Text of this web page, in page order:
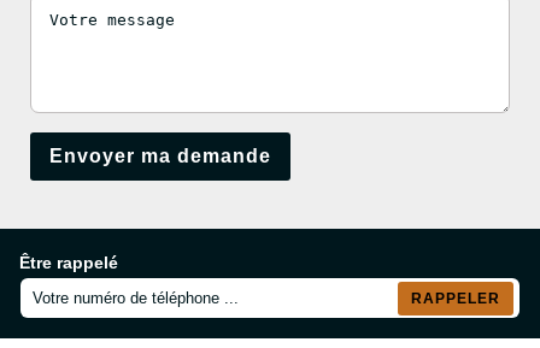
Être rappelé